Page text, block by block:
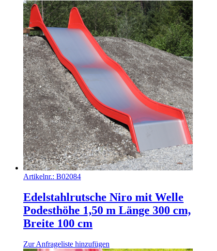
Artikelnr.: B02084
Edelstahlrutsche Niro mit Welle
Podesthöhe 1,50 m Länge 300 cm,
Breite 100 cm
Zur Anfrageliste hinzufügen